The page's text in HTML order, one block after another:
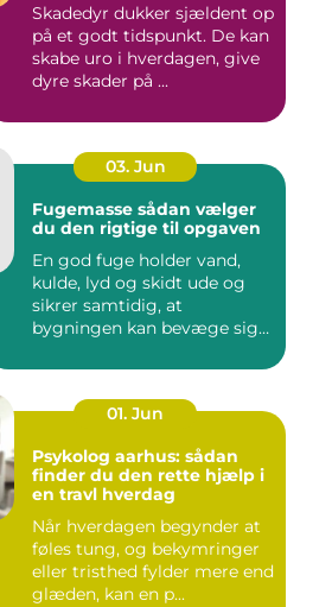
Skadedyr dukker sjældent op
på et godt tidspunkt. De kan
skabe uro i hverdagen, give
dyre skader på ...
03. Jun
Fugemasse sådan vælger
du den rigtige til opgaven
En god fuge holder vand,
kulde, lyd og skidt ude og
sikrer samtidig, at
bygningen kan bevæge sig
01. Jun
Psykolog aarhus: sådan
finder du den rette hjælp i
en travl hverdag
Når hverdagen begynder at
føles tung, og bekymringer
eller tristhed fylder mere end
glæden, kan en p...